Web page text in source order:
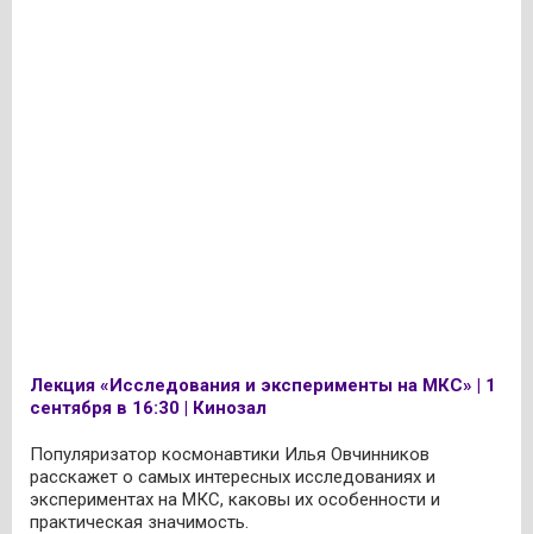
Лекция «Исследования и эксперименты на МКС» | 1
сентября в 16:30 | Кинозал
Популяризатор космонавтики Илья Овчинников
расскажет о самых интересных исследованиях и
экспериментах на МКС, каковы их особенности и
практическая значимость.